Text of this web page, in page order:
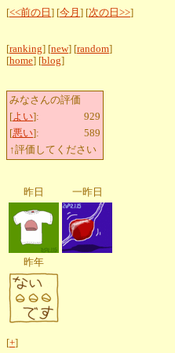
[<<前の日 ] [今月 ] [次の日>>]
[ranking] [new] [random]
[home] [blog]
みなさんの評価
[よい]:
929
[悪い]:
589
↑評価してください
昨日 一昨日
昨年
[+]